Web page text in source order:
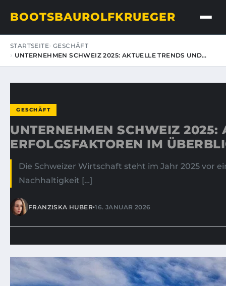
BOOTSBAUROLFKRUEGER
STARTSEITE GESCHÄFT
UNTERNEHMEN SCHWEIZ 2025: AKTUELLE TRENDS UND…
GESCHÄFT
UNTERNEHMEN SCHWEIZ 2025:
ERFOLGSFAKTOREN IM
Die Schweizer Wirtschaft steht im Jahr 2025 vor
Nachhaltigkeit […]
FRANZISKA HUBER•16. JANUAR 2026